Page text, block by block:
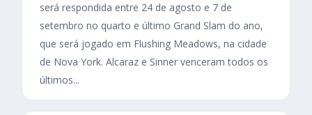
será respondida entre 24 de agosto e 7 de
setembro no quarto e último Grand Slam do ano,
que será jogado em Flushing Meadows, na cidade
de Nova York. Alcaraz e Sinner venceram todos os
últimos...